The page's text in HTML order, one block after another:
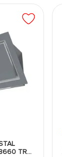
6 quemadores
calidad que
para una
que
TRL